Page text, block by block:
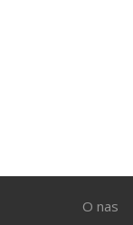
O nas